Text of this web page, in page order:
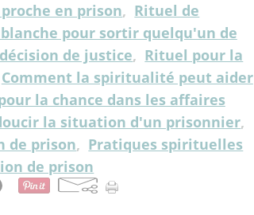
en prison, Rituel de
pour sortir quelqu'un de
de justice, Rituel pour la
Comment la spiritualité peut aider
la chance dans les affaires
la situation d'un prisonnier,
de prison, Pratiques spirituelles
de prison